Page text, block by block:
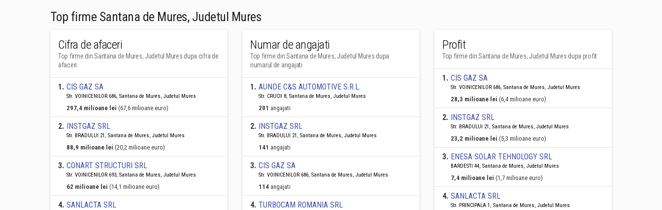
Top firme Santana de Mures, Judetul Mures
Cifra de afaceri
Top firme din Santana de Mures, Judetul Mures dupa cifra de
afaceri
1. CIS GAZ SA
Str. VOINICENILOR 686, Santana de Mures, Judetul Mures
297,4 milioane lei (67,6 milioane euro)
2. INSTGAZ SRL
Str. BRADULUI 21, Santana de Mures, Judetul Mures
88,9 milioane lei (20,2 milioane euro)
3. CONART STRUCTURI SRL
Str. VOINICENILOR 693, Santana de Mures, Judetul Mures
62 milioane lei (14,1 milioane euro)
4. SANLACTA SRL
Numar de angajati
Top firme din Santana de Mures, Judetul Mures dupa
numarul de angajati
1. AUNDE C&S AUTOMOTIVE S.R.L.
Str. CRUCII 8, Santana de Mures, Judetul Mures
201 angajati
2. INSTGAZ SRL
Str. BRADULUI 21, Santana de Mures, Judetul Mures
141 angajati
3. CIS GAZ SA
Str. VOINICENILOR 686, Santana de Mures, Judetul Mures
114 angajati
4. TURBOCAM ROMANIA SRL
Profit
Top firme din Santana de Mures, Judetul Mures dupa profit
1. CIS GAZ SA
Str. VOINICENILOR 686, Santana de Mures, Judetul Mures
28,3 milioane lei (6,4 milioane euro)
2. INSTGAZ SRL
Str. BRADULUI 21, Santana de Mures, Judetul Mures
23,2 milioane lei (5,3 milioane euro)
3. ENESA SOLAR TEHNOLOGY SRL
BARDESTI 44, Santana de Mures, Judetul Mures
7,4 milioane lei (1,7 milioane euro)
4. SANLACTA SRL
Str. PRINCIPALA 1, Santana de Mures, Judetul Mures